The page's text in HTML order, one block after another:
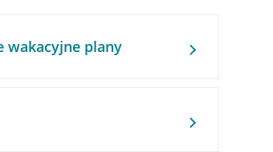
wakacyjne plany